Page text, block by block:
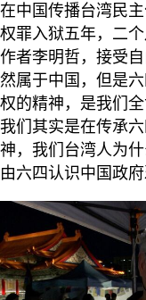
在中国传播台湾民
权罪入狱五年，二
作者李明哲，接受
然属于中国，但是
权的精神，是我们
我们其实是在传承
神，我们台湾人为
由六四认识中国政